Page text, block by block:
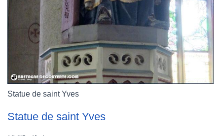
Statue de saint Yves
Statue de saint Yves